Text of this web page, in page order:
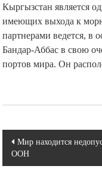
Кыргызстан является
имеющих выхода к
партнерами ведется, в
Бандар-Аббас в свою
портов мира. Он
Навигация
по
Мир находится
ООН